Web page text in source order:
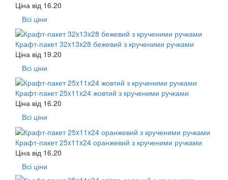
Ціна від 16.20
Всі ціни
Крафт-пакет 32x13x28 бежевий з крученими ручками
Ціна від 19.20
Всі ціни
Крафт-пакет 25x11x24 жовтий з крученими ручками
Ціна від 16.20
Всі ціни
Крафт-пакет 25x11x24 оранжевий з крученими ручками
Ціна від 16.20
Всі ціни